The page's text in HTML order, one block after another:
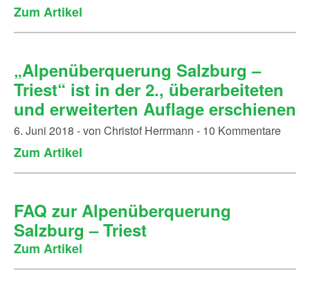
Zum Artikel
„Alpenüberquerung Salzburg –
Triest“ ist in der 2., überarbeiteten
und erweiterten Auflage erschienen
6. Juni 2018 - von Christof Herrmann - 10 Kommentare
Zum Artikel
FAQ zur Alpenüberquerung
Salzburg – Triest
Zum Artikel